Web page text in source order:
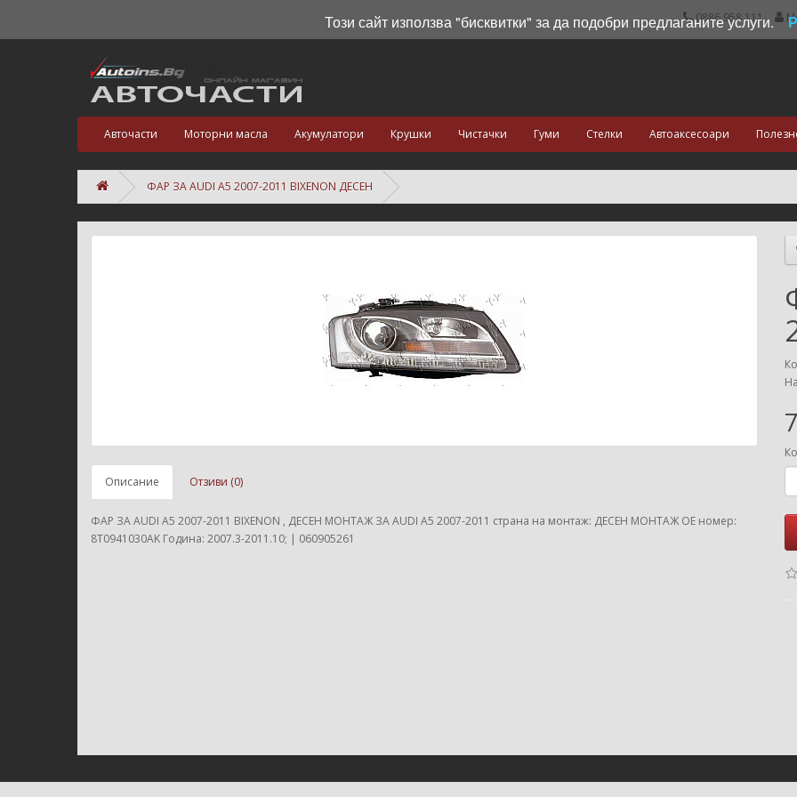
0886 958 111
Авточасти Моторни масла Акумулатори Крушки Чистачки Гуми Стелки Автоаксесоари
ФАР ЗА AUDI A5 2007-2011 BIXENON ДЕСЕН
Описание Отзиви (0)
ФАР ЗА AUDI A5 2007-2011 BIXENON , ДЕСЕН МОНТАЖ ЗА AUDI A5 2007-2011 страна на монтаж: ДЕСЕН МОНТАЖ ОЕ номер:
8T0941030AK Година: 2007.3-2011.10; | 060905261
Този сайт използва "бисквитки" за да подобри предлаганите услуги.